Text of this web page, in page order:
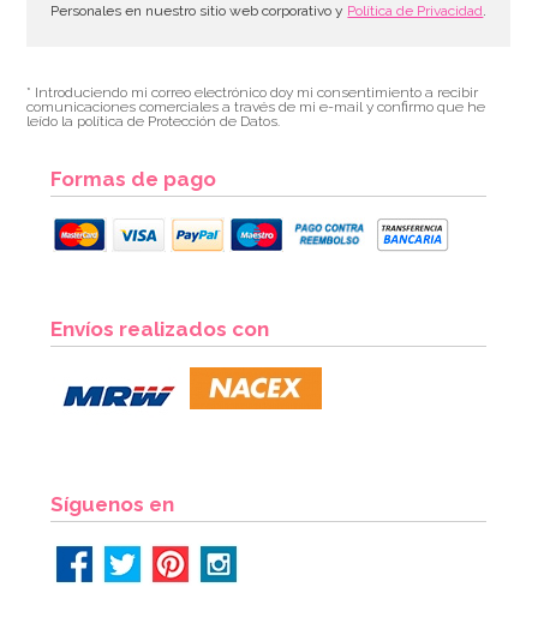
Personales en nuestro sitio web corporativo y Política de Privacidad.
* Introduciendo mi correo electrónico doy mi consentimiento a recibir
comunicaciones comerciales a través de mi e-mail y confirmo que he
leído la política de Protección de Datos.
Formas de pago
Envíos realizados con
Síguenos en